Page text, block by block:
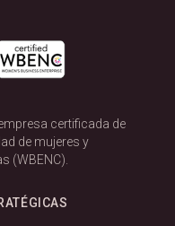
certificada de
de mujeres y
(WBENC).